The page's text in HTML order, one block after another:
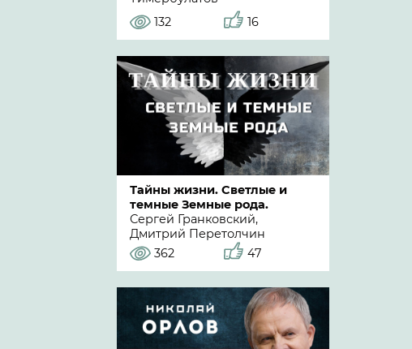
132
16
Тайны жизни. Светлые и
темные Земные рода.
Сергей Гранковский,
Дмитрий Перетолчин
362
47